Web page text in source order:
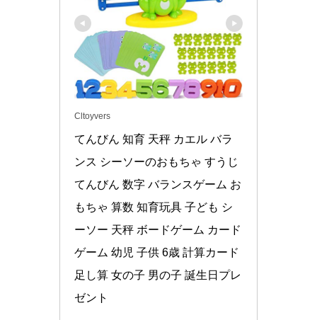
Cltoyvers
てんびん 知育 天秤 カエル バラ
ンス シーソーのおもちゃ すうじ
てんびん 数字 バランスゲーム お
もちゃ 算数 知育玩具 子ども シ
ーソー 天秤 ボードゲーム カード
ゲーム 幼児 子供 6歳 計算カード
足し算 女の子 男の子 誕生日プレ
ゼント